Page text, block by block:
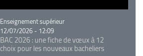
Catégorie
Enseignement supérieur
12/07/2026 - 12:09
BAC 2026 : une fiche de vœux à 12
choix pour les nouveaux bacheliers